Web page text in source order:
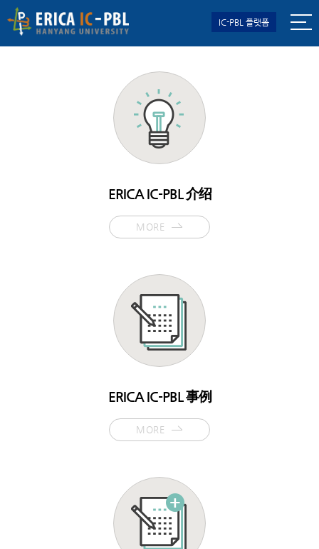
IC-PBL 플랫폼
ERICA IC-PBL 介绍
MORE
ERICA IC-PBL 事例
MORE